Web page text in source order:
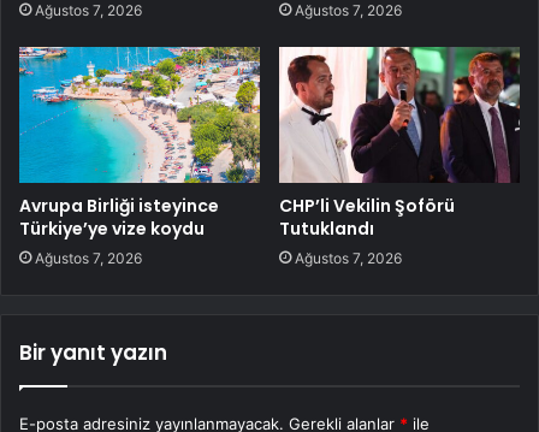
Ağustos 7, 2026 Ağustos 7, 2026
Avrupa Birliği isteyince
Türkiye’ye vize koydu
Ağustos 7, 2026
CHP’li Vekilin Şoförü
Tutuklandı
Ağustos 7, 2026
Bir yanıt yazın
E-posta adresiniz yayınlanmayacak. Gerekli alanlar * ile